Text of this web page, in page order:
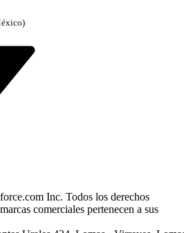
resultados
Inc. Todos los derechos
comerciales pertenecen a sus